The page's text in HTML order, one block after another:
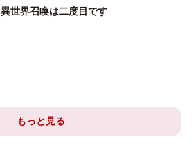
異世界召喚は二度目です
もっと見る